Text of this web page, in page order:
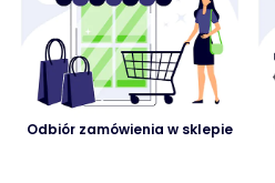
Odbiór zamówienia w sklepie